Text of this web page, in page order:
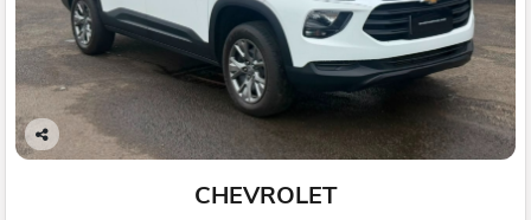
Co
CHEVROLET